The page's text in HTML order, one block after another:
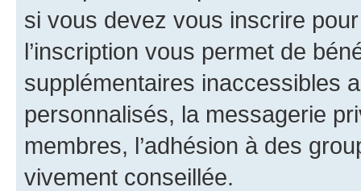
si vous devez vous inscrire
l’inscription vous permet de
supplémentaires inaccessibles
personnalisés, la messagerie
membres, l’adhésion à des
vivement conseillée.